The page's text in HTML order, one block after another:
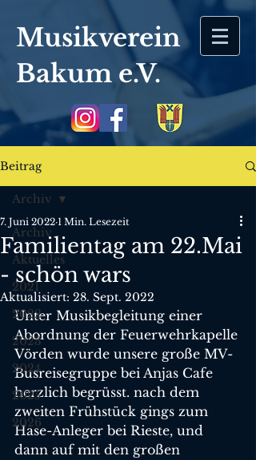
Musikverein
Bakum e.V.
Beitrag
Archiv
Aktuelles
2021
2022
2023
2024
2025
2026
Archiv
Familientag am 22.Mai
- schön wars
7. Juni 2022 1 Min. Lesezeit
Aktualisiert: 28. Sept. 2022
Unter Musikbegleitung einer
Abordnung der Feuerwehrkapelle
Vörden wurde unsere große MV-
Busreisegruppe bei Anjas Cafe
herzlich begrüsst. nach dem
zweiten Frühstück gings zum
Hase-Anleger bei Rieste, und
dann auf mit den großen